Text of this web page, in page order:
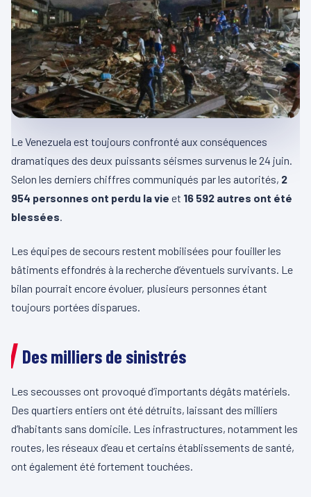
Le Venezuela est toujours confronté aux conséquences
dramatiques des deux puissants séismes survenus le 24 juin.
Selon les derniers chiffres communiqués par les autorités, 2
954 personnes ont perdu la vie et 16 592 autres ont été
blessées.
Les équipes de secours restent mobilisées pour fouiller les
bâtiments effondrés à la recherche d’éventuels survivants. Le
bilan pourrait encore évoluer, plusieurs personnes étant
toujours portées disparues.
Des milliers de sinistrés
Les secousses ont provoqué d’importants dégâts matériels.
Des quartiers entiers ont été détruits, laissant des milliers
d’habitants sans domicile. Les infrastructures, notamment les
routes, les réseaux d’eau et certains établissements de santé,
ont également été fortement touchées.